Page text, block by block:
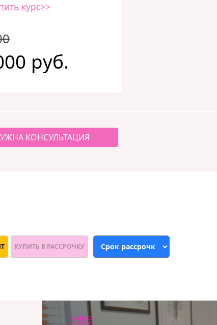
курс>>
руб.
КОНСУЛЬТАЦИЯ
КУПИТЬ В РАССРОЧКУ